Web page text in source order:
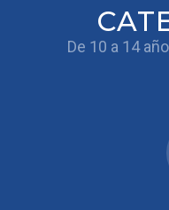
De 10 a 14